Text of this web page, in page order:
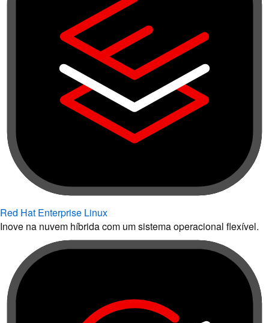
Red Hat Enterprise Linux
Inove na nuvem híbrida com um sistema operacional flexível.